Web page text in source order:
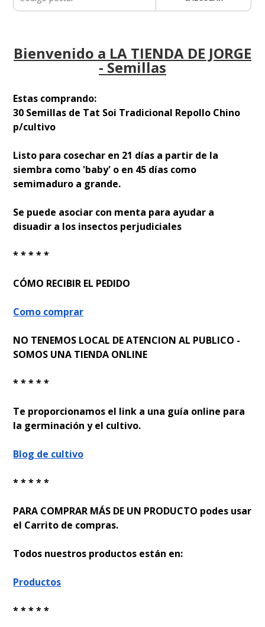
Bienvenido a LA TIENDA DE JORGE
- Semillas
Estas comprando:
30 Semillas de Tat Soi Tradicional Repollo Chino
p/cultivo
Listo para cosechar en 21 días a partir de la
siembra como 'baby' o en 45 días como
semimaduro a grande.
Se puede asociar con menta para ayudar a
disuadir a los insectos perjudiciales
* * * * *
CÓMO RECIBIR EL PEDIDO
Como comprar
NO TENEMOS LOCAL DE ATENCION AL PUBLICO -
SOMOS UNA TIENDA ONLINE
* * * * *
Te proporcionamos el link a una guía online para
la germinación y el cultivo.
Blog de cultivo
* * * * *
PARA COMPRAR MÁS DE UN PRODUCTO podes usar
el Carrito de compras.
Todos nuestros productos están en:
Productos
* * * * *